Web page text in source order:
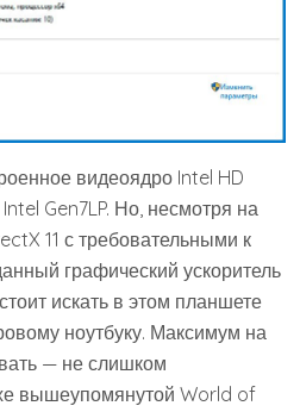
видеоядро Intel HD
Gen7LP. Но, несмотря на
11 с требовательными к
графический ускоритель
искать в этом планшете
ноутбуку. Максимум на
— не слишком
вышеупомянутой World of